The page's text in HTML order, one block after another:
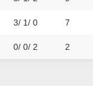
3/ 1/ 0 7
0/ 0/ 2 2